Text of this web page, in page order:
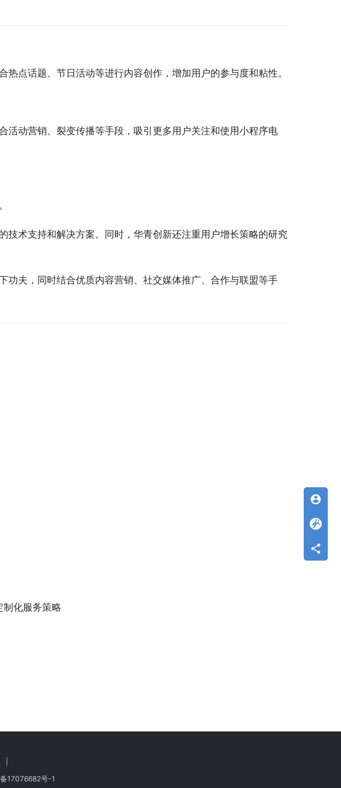
点话题、节日活动等进行内容创作，增加用户的参与度和粘性。
动营销、裂变传播等手段，吸引更多用户关注和使用小程序电
术支持和解决方案。同时，华青创新还注重用户增长策略的研究
夫，同时结合优质内容营销、社交媒体推广、合作与联盟等手
制化服务策略
17076682号-1
account_circle